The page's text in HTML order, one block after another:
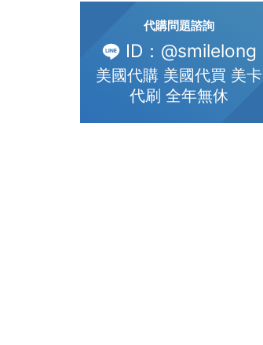
代購問題諮詢
ID：@smilelong
美國代購 美國代買 美卡
代刷 全年無休